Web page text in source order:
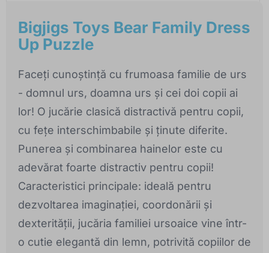
Bigjigs Toys Bear Family Dress
Up Puzzle
Faceți cunoștință cu frumoasa familie de urs
- domnul urs, doamna urs și cei doi copii ai
lor! O jucărie clasică distractivă pentru copii,
cu fețe interschimbabile și ținute diferite.
Punerea și combinarea hainelor este cu
adevărat foarte distractiv pentru copii!
Caracteristici principale: ideală pentru
dezvoltarea imaginației, coordonării și
dexterității, jucăria familiei ursoaice vine într-
o cutie elegantă din lemn, potrivită copiilor de